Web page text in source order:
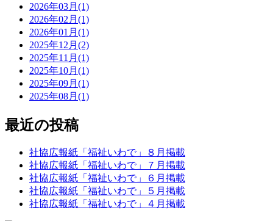
2026年03月(1)
2026年02月(1)
2026年01月(1)
2025年12月(2)
2025年11月(1)
2025年10月(1)
2025年09月(1)
2025年08月(1)
最近の投稿
社協広報紙「福祉いわで」８月掲載
社協広報紙「福祉いわで」７月掲載
社協広報紙「福祉いわで」６月掲載
社協広報紙「福祉いわで」５月掲載
社協広報紙「福祉いわで」４月掲載